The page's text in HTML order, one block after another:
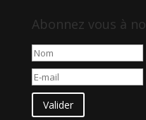
Abonnez vous à
Valider